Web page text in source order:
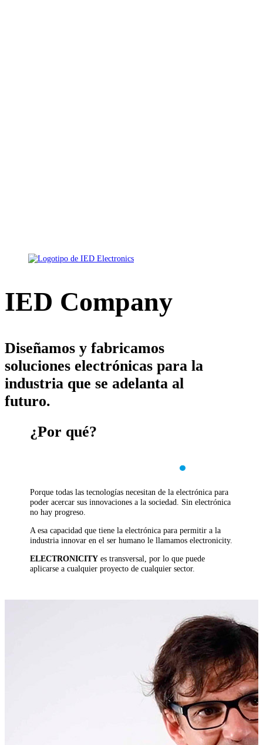
IED Company
Diseñamos y fabricamos
soluciones electrónicas para la
industria que se adelanta al
futuro.
¿Por qué?
Porque todas las tecnologías necesitan de la electrónica para
poder acercar sus innovaciones a la sociedad. Sin electrónica
no hay progreso.
A esa capacidad que tiene la electrónica para permitir a la
industria innovar en el ser humano le llamamos electronicity.
ELECTRONICITY es transversal, por lo que puede
aplicarse a cualquier proyecto de cualquier sector.